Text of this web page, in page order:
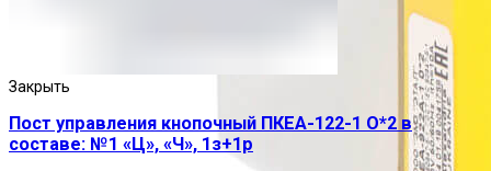
Закрыть
Пост управления кнопочный ПКЕА-122-1 О*2 в
составе: №1 «Ц», «Ч», 1з+1р